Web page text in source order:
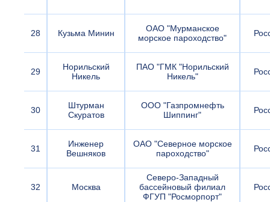
28 Кузьма Минин
ОАО "Мурманское
морское пароходство"
29
Норильский
Никель
ПАО "ГМК "Норильский
Никель"
30
Штурман
Скуратов
ООО "Газпромнефть
Шиппинг"
31
Инженер
Вешняков
ОАО "Северное морское
пароходство"
32 Москва
Северо-Западный
бассейновый филиал
ФГУП "Росморпорт"